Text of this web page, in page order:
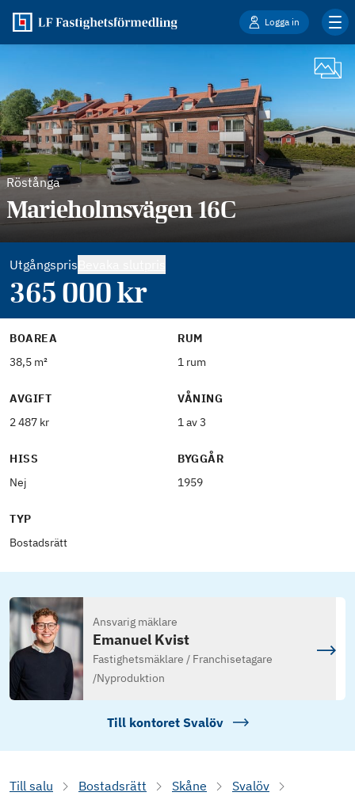
Logga in
Röstånga
Marieholmsvägen 16C
Utgångspris
365 000kr
BOAREA
38,5 m²
RUM
1 rum
AVGIFT
2 487 kr
VÅNING
1 av 3
HISS
Nej
BYGGÅR
1959
TYP
Bostadsrätt
Ansvarig mäklare
Emanuel Kvist
Fastighetsmäklare / Franchisetagare
/Nyproduktion
Till kontoret Svalöv
Till salu Bostadsrätt Skåne
Svalöv